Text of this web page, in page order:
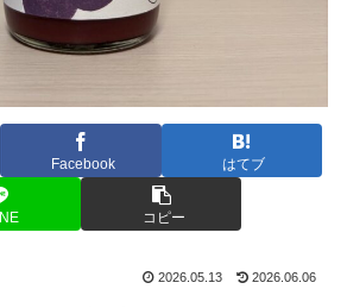
Facebook はてブ
コピー
2026.05.13 2026.06.06